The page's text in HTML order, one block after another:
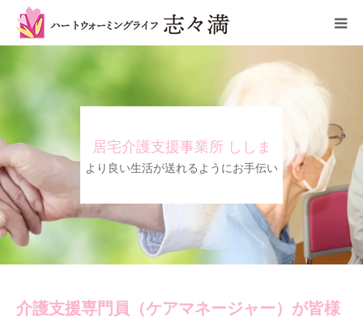
居宅介護支援事業所 ししま
より良い生活が送れるようにお手伝い
介護支援専門員（ケアマネージャー）が皆様
採用情報
所在地/アクセス